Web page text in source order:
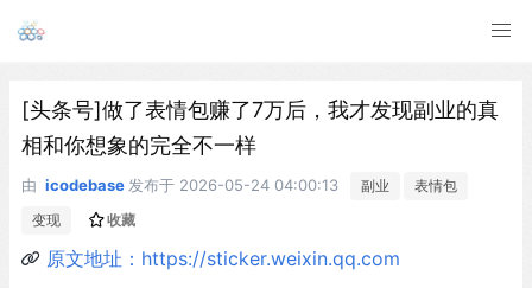
[头条号]做了表情包赚了7万后，我才发现副业的真
相和你想象的完全不一样
由 icodebase 发布于 2026-05-24 04:00:13 副业
表情包
变现
收藏
原文地址：https://sticker.weixin.qq.com